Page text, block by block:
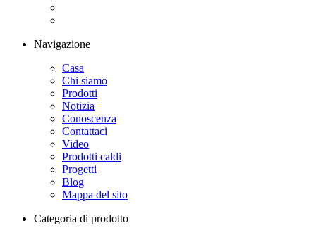
Navigazione
Casa
Chi siamo
Prodotti
Notizia
Conoscenza
Contattaci
Video
Prodotti caldi
Progetti
Blog
Mappa del sito
Categoria di prodotto